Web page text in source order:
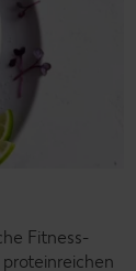
Fitness-